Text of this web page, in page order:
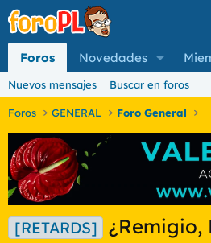
Foros Novedades
Nuevos mensajes Buscar en foros
Foros GENERAL Foro General
[RETARDS]